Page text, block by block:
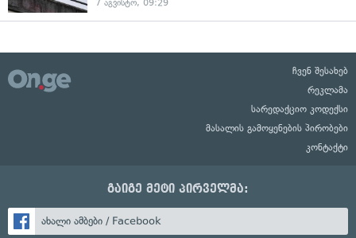
7 აგვისტო, 09:29
ჩვენ შესახებ
რეკლამა
სარედაქციო კოდექსი
მასალის გამოყენების პირობები
კონტაქტი
გაიგე მეტი პირველმა:
ახალი ამბები / Facebook